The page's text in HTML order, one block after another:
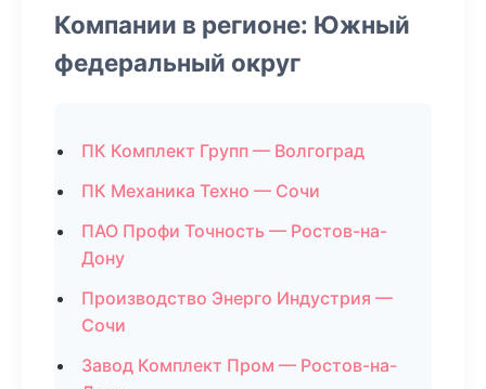
Компании в регионе: Южный
федеральный округ
ПК Комплект Групп — Волгоград
ПК Механика Техно — Сочи
ПАО Профи Точность — Ростов-на-
Дону
Производство Энерго Индустрия —
Сочи
Завод Комплект Пром — Ростов-на-